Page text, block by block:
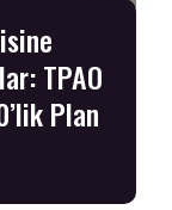
TPAO
Plan